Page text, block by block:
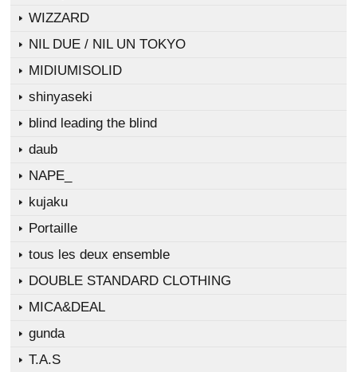
WIZZARD
NIL DUE / NIL UN TOKYO
MIDIUMISOLID
shinyaseki
blind leading the blind
daub
NAPE_
kujaku
Portaille
tous les deux ensemble
DOUBLE STANDARD CLOTHING
MICA&DEAL
gunda
T.A.S